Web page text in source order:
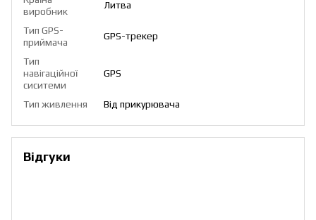
виробник
Литва
Тип GPS-
приймача
GPS-трекер
Тип
навігаційної
сиситеми
GPS
Тип живлення Від прикурювача
Відгуки